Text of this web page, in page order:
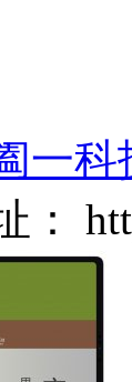
一科
：